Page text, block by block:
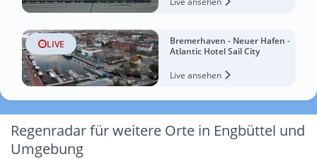
LIVE
Bremerhaven - Neuer Hafen -
Atlantic Hotel Sail City
Live ansehen
Regenradar für weitere Orte in Engbüttel und
Umgebung